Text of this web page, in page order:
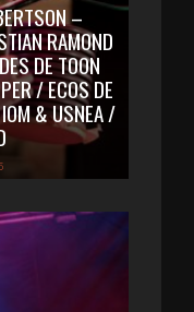
–
RAMOND
DE TOON
/ ECOS DE
& USNEA /